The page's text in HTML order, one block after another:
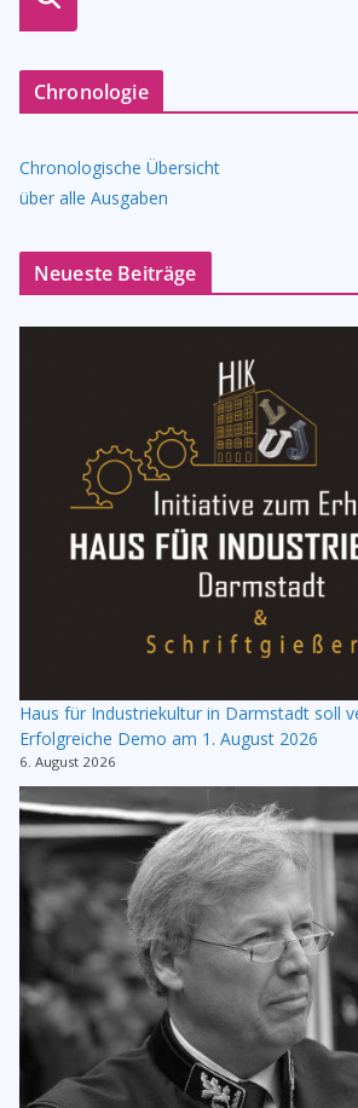
n
Chronologie
Chronologische Übersicht
über alle Ausgaben
Neueste Beiträge
Haus für Industriekultur in Darmstadt soll
Erfolgreiche Demo am 1. August 2026
6. August 2026